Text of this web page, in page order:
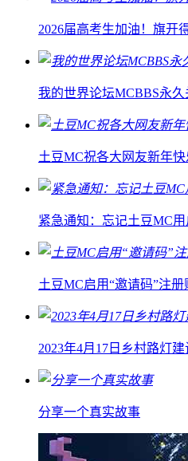
2026届高考生加油！旗开
我的世界论坛MCBBS永久
土豆MC祝各大网友新年快
紧急通知：忘记土豆MC用
土豆MC启用“邀请码”注册
2023年4月17日乡村路灯
分享一个真实故事